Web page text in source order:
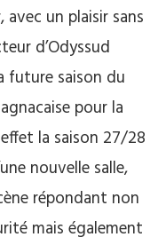
avec un plaisir sans
d’Odyssud
future saison du
pour la
la saison 27/28
nouvelle salle,
répondant non
mais également